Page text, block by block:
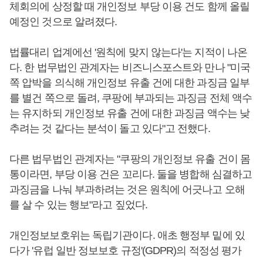
체회의에 상정할 때 개인정보 부당 이용 건도 함께 올릴
예정인 것으로 알려졌다.
법률대리 업계에선 '원칙에 맞지 않는다'는 지적이 나온
다. 한 법무법인 관계자는 비즈니스포스트와 만나 "미국
쪽 압박을 의식해 개인정보 유출 건에 대한 과징금 일부
를 별건 쪽으로 돌려, 쿠팡에 부과되는 과징금 전체 액수
는 유지하되 개인정보 유출 건에 대한 과징금 액수는 낮
추려는 것 같다는 분석이 돌고 있다"고 전했다.
다른 법무법인 관계자는 "쿠팡의 개인정보 유출 건이 몸
통이라면, 부당 이용 건은 꼬리다. 둘을 병합해 심결하고
과징금을 나눠 부과하려는 것은 원칙에 어긋나고 오해
를 살 수 있는 행보"라고 짚었다.
개인정보보호위는 독립기관이다. 애초 행정부 밑에 있
다가 '유럽 일반 정보보호 규정'(GDPR)의 적정성 평가